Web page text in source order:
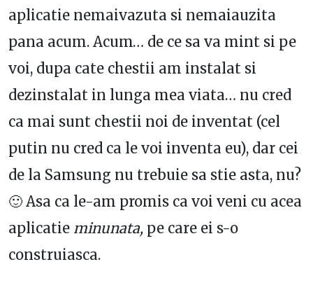
aplicatie nemaivazuta si nemaiauzita
pana acum. Acum… de ce sa va mint si pe
voi, dupa cate chestii am instalat si
dezinstalat in lunga mea viata… nu cred
ca mai sunt chestii noi de inventat (cel
putin nu cred ca le voi inventa eu), dar cei
de la Samsung nu trebuie sa stie asta, nu?
🙂 Asa ca le-am promis ca voi veni cu acea
aplicatie minunata, pe care ei s-o
construiasca.